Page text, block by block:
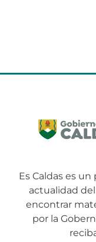
Es Caldas es
actualidad
encontrar
por la